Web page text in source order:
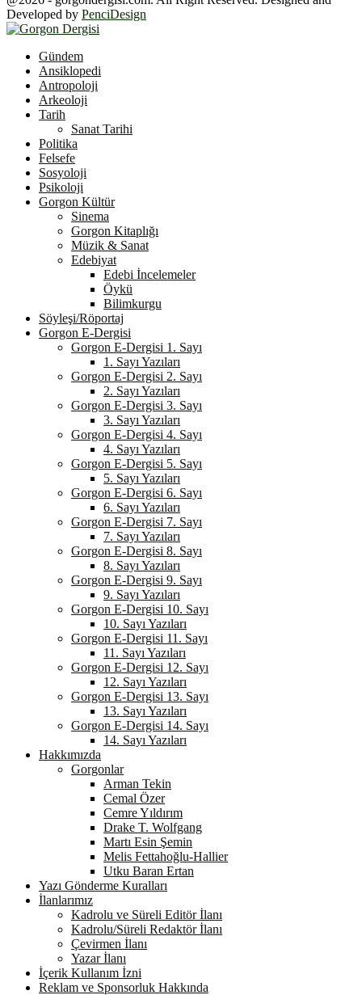
Developed by PenciDesign
Gündem
Ansiklopedi
Antropoloji
Arkeoloji
Tarih
Sanat Tarihi
Politika
Felsefe
Sosyoloji
Psikoloji
Gorgon Kültür
Sinema
Gorgon Kitaplığı
Müzik & Sanat
Edebiyat
Edebi İncelemeler
Öykü
Bilimkurgu
Söyleşi/Röportaj
Gorgon E-Dergisi
Gorgon E-Dergisi 1. Sayı
1. Sayı Yazıları
Gorgon E-Dergisi 2. Sayı
2. Sayı Yazıları
Gorgon E-Dergisi 3. Sayı
3. Sayı Yazıları
Gorgon E-Dergisi 4. Sayı
4. Sayı Yazıları
Gorgon E-Dergisi 5. Sayı
5. Sayı Yazıları
Gorgon E-Dergisi 6. Sayı
6. Sayı Yazıları
Gorgon E-Dergisi 7. Sayı
7. Sayı Yazıları
Gorgon E-Dergisi 8. Sayı
8. Sayı Yazıları
Gorgon E-Dergisi 9. Sayı
9. Sayı Yazıları
Gorgon E-Dergisi 10. Sayı
10. Sayı Yazıları
Gorgon E-Dergisi 11. Sayı
11. Sayı Yazıları
Gorgon E-Dergisi 12. Sayı
12. Sayı Yazıları
Gorgon E-Dergisi 13. Sayı
13. Sayı Yazıları
Gorgon E-Dergisi 14. Sayı
14. Sayı Yazıları
Hakkımızda
Gorgonlar
Arman Tekin
Cemal Özer
Cemre Yıldırım
Drake T. Wolfgang
Martı Esin Şemin
Melis Fettahoğlu-Hallier
Utku Baran Ertan
Yazı Gönderme Kuralları
İlanlarımız
Kadrolu ve Süreli Editör İlanı
Kadrolu/Süreli Redaktör İlanı
Çevirmen İlanı
Yazar İlanı
İçerik Kullanım İzni
Reklam ve Sponsorluk Hakkında